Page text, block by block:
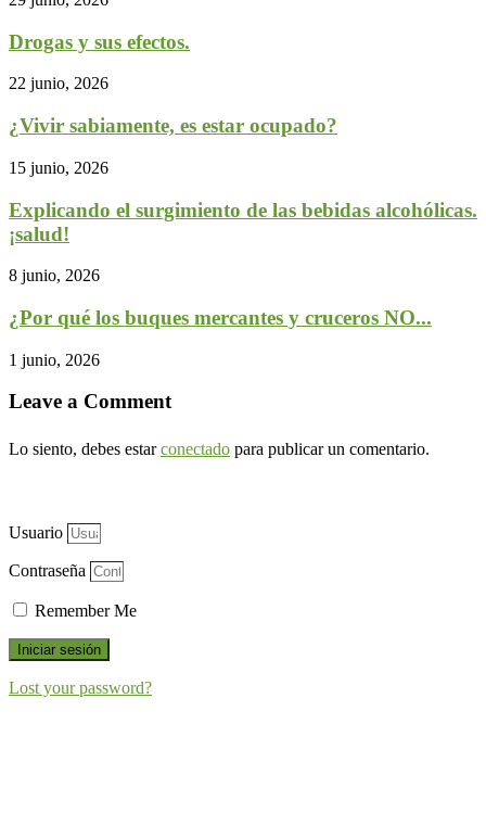
Drogas y sus efectos.
22 junio, 2026
¿Vivir sabiamente, es estar ocupado?
15 junio, 2026
Explicando el surgimiento de las bebidas alcohólicas.
¡salud!
8 junio, 2026
¿Por qué los buques mercantes y cruceros NO...
1 junio, 2026
Leave a Comment
Lo siento, debes estarconectado para publicar un comentario.
Usuario
Contraseña
Remember Me
Iniciar sesión
Lost your password?